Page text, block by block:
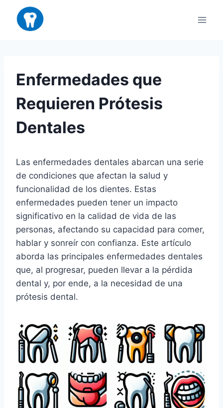
Saltar
contenido
Enfermedades que
Requieren Prótesis
Dentales
Las enfermedades dentales abarcan una serie
de condiciones que afectan la salud y
funcionalidad de los dientes. Estas
enfermedades pueden tener un impacto
significativo en la calidad de vida de las
personas, afectando su capacidad para comer,
hablar y sonreír con confianza. Este artículo
aborda las principales enfermedades dentales
que, al progresar, pueden llevar a la pérdida
dental y, por ende, a la necesidad de una
prótesis dental.